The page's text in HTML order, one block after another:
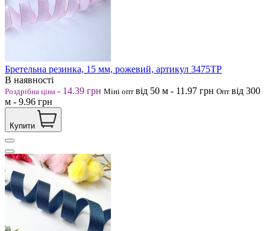
Бретельна резинка, 15 мм, рожевий, артикул 3475ТР
В наявності
Роздрібна ціна - 14.39 грн Міні опт від 50 м - 11.97 грн Опт від 300
м - 9.96 грн
Купити